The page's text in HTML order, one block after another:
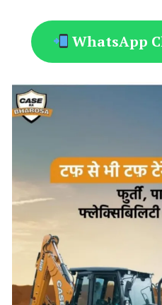
WhatsApp